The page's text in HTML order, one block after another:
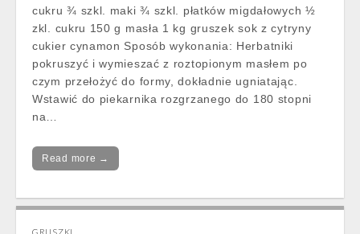
cukru ¾ szkl. maki ¾ szkl. płatków migdałowych ½
zkl. cukru 150 g masła 1 kg gruszek sok z cytryny
cukier cynamon Sposób wykonania: Herbatniki
pokruszyć i wymieszać z roztopionym masłem po
czym przełożyć do formy, dokładnie ugniatając.
Wstawić do piekarnika rozgrzanego do 180 stopni
na…
Read more →